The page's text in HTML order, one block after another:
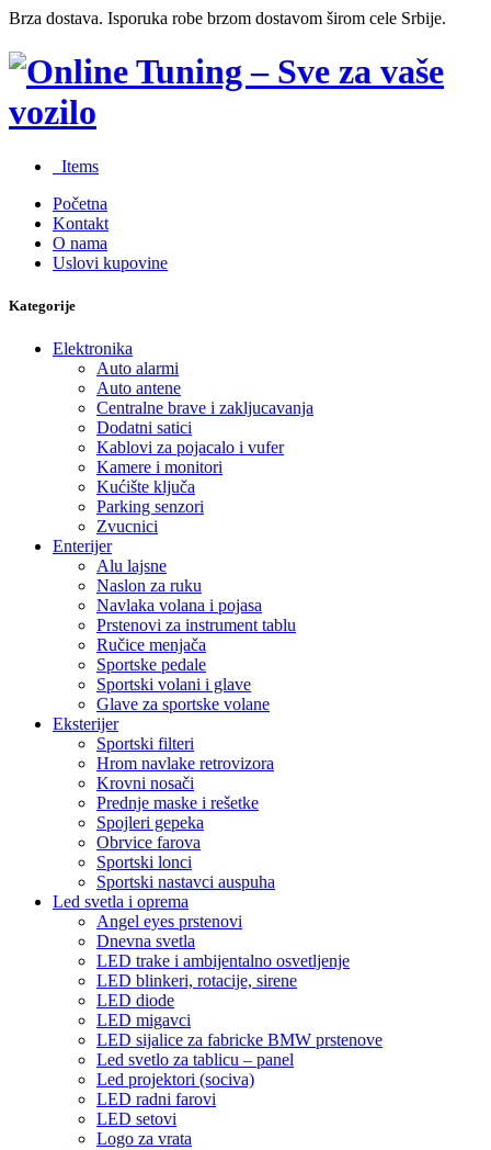
Brza dostava. Isporuka robe brzom dostavom širom cele Srbije.
Items
Početna
Kontakt
O nama
Uslovi kupovine
Kategorije
Elektronika
Auto alarmi
Auto antene
Centralne brave i zakljucavanja
Dodatni satici
Kablovi za pojacalo i vufer
Kamere i monitori
Kućište ključa
Parking senzori
Zvucnici
Enterijer
Alu lajsne
Naslon za ruku
Navlaka volana i pojasa
Prstenovi za instrument tablu
Ručice menjača
Sportske pedale
Sportski volani i glave
Glave za sportske volane
Eksterijer
Sportski filteri
Hrom navlake retrovizora
Krovni nosači
Prednje maske i rešetke
Spojleri gepeka
Obrvice farova
Sportski lonci
Sportski nastavci auspuha
Led svetla i oprema
Angel eyes prstenovi
Dnevna svetla
LED trake i ambijentalno osvetljenje
LED blinkeri, rotacije, sirene
LED diode
LED migavci
LED sijalice za fabricke BMW prstenove
Led svetlo za tablicu – panel
Led projektori (sociva)
LED radni farovi
LED setovi
Logo za vrata